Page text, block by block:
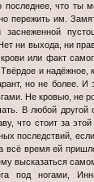
последнее, что ты
пережить им.
ни выхода, ни
или факт
и надёжное,
но не более.
Не кровью, не
В любой другой
что стоит за
последствий,
всё время ей
высказаться
под ногами,